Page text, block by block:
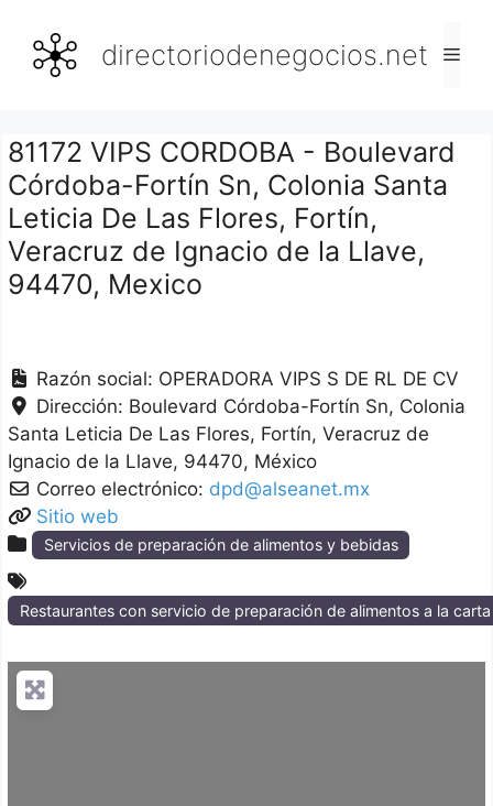
contenido
directoriodenegocios.net
81172 VIPS CORDOBA - Boulevard
Córdoba-Fortín Sn, Colonia Santa
Leticia De Las Flores, Fortín,
Veracruz de Ignacio de la Llave,
94470, Mexico
Razón social: OPERADORA VIPS S DE RL DE CV
Dirección: Boulevard Córdoba-Fortín Sn, Colonia
Santa Leticia De Las Flores Fortín Veracruz de
Ignacio de la Llave 94470 México
Correo electrónico: dpd@alseanet.mx
Sitio web
Servicios de preparación de alimentos y bebidas
Restaurantes con servicio de preparación de alimentos a la